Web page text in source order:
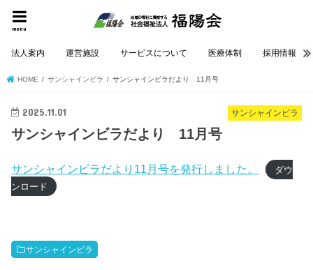
menu
法人案内 運営施設 サービスについて 医療体制 採用情報
HOME サンシャインビラ サンシャインビラだより 11月号
サンシャインビラ
2025.11.01
サンシャインビラだより 11月号
サンシャインビラだより11月号を発行しました。
ダウ
ンロード
サンシャインビラ